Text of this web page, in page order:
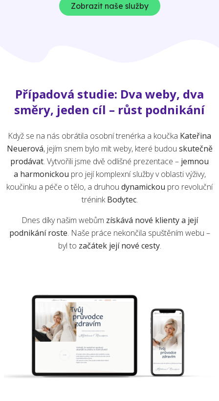
Zobrazit naše služby
Případová studie: Dva weby, dva
směry, jeden cíl – růst podnikání
Když se na nás obrátila osobní trenérka a koučka Kateřina
Neuerová, jejím snem bylo mít weby, které budou skutečně
prodávat. Vytvořili jsme dvě odlišné prezentace – jemnou
a harmonickou pro její komplexní služby v oblasti výživy,
koučinku a péče o tělo, a druhou dynamickou pro revoluční
tréninkBodytec.
Dnes díky našim webům získává nové klienty a její
podnikání roste. Naše práce nekončila spuštěním webu –
byl to začátek její nové cesty.